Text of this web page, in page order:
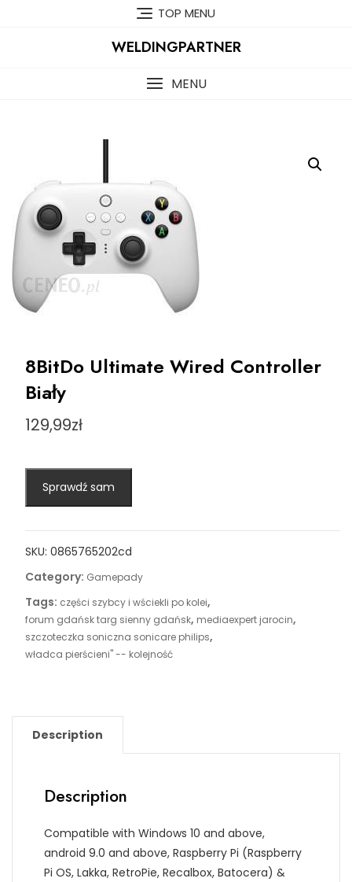
TOP MENU
WELDINGPARTNER
MENU
8BitDo Ultimate Wired Controller
Biały
129,99zł
Sprawdź sam
SKU: 0865765202cd
Category: Gamepady
Tags: części szybcy i wściekli po kolei,
forum gdańsk targ sienny gdańsk, mediaexpert jarocin,
szczoteczka soniczna sonicare philips,
władca pierścieni'' -- kolejność
Description
Description
Compatible with Windows 10 and above,
android 9.0 and above, Raspberry Pi (Raspberry
Pi OS, Lakka, RetroPie, Recalbox, Batocera) &